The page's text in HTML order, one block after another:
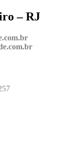
– RJ